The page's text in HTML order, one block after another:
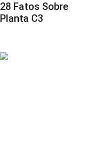
28 Fatos Sobre
Planta C3